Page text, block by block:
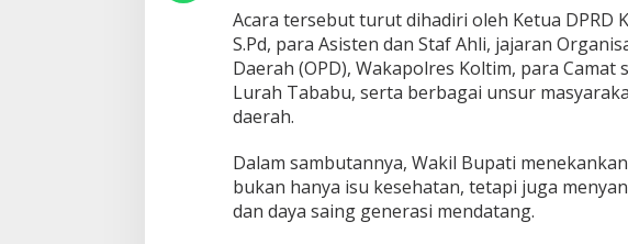
n
g
Acara tersebut turut dihadiri oleh Ketua DPRD
S.Pd, para Asisten dan Staf Ahli, jajaran
Daerah (OPD), Wakapolres Koltim, para Camat
Lurah Tababu, serta berbagai unsur
daerah.
Dalam sambutannya, Wakil Bupati
bukan hanya isu kesehatan, tetapi juga
dan daya saing generasi mendatang.